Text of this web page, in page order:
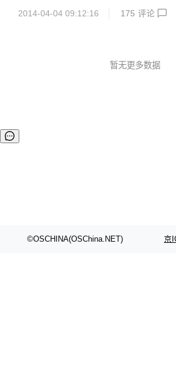
受 C# 的高生产力，而且能拥有 C++ 般
少。 目前开发者可以使用该开发者预览
2014-04-04 09:12:16 175 评论
暂无更多数据
©OSCHINA(OSChina.NET) 京